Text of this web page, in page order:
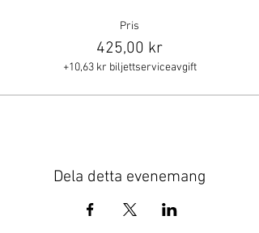
Pris
425,00 kr
+10,63 kr biljettserviceavgift
Dela detta evenemang